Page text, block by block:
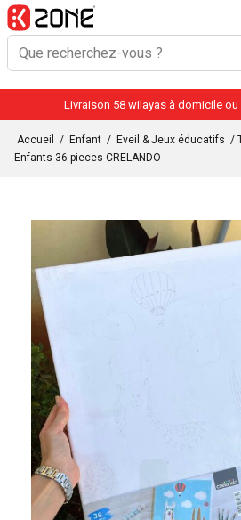
Livraison 58 wilayas à domicile
Accueil / Enfant / Eveil & Jeux éducatifs /
Enfants 36 pieces CRELANDO